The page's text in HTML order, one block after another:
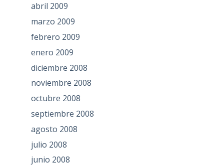
abril 2009
marzo 2009
febrero 2009
enero 2009
diciembre 2008
noviembre 2008
octubre 2008
septiembre 2008
agosto 2008
julio 2008
junio 2008